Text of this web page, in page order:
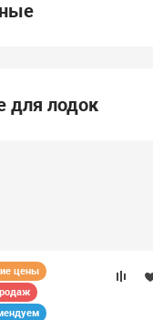
для лодок
цены